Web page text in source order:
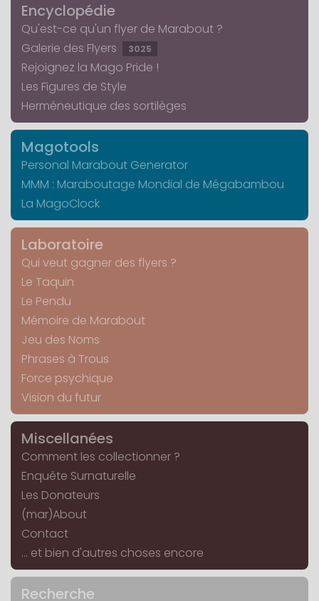
Encyclopédie
Qu'est-ce qu'un flyer de Marabout ?
Galerie des Flyers
3025
Rejoignez la Mago Pride !
Les Figures de Style
Herméneutique des sortilèges
Magotools
Personal Marabout Generator
MMM : Maraboutage Mondial de Mégabambou
La MagoClock
Laboratoire
Qui veut gagner des flyers ?
Le Taquin
Le Pendu
Mémoire de Marabout
Jeu des Noms
Phrases à Trous
Force psychique
Vision du futur
Miscellanées
Comment les collectionner ?
Enquête Surnaturelle
Les Donateurs
(mar)About
Contact
... et bien d'autres choses encore
Recherche